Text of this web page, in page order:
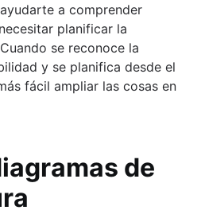
a comprender
planificar la
se reconoce la
y se planifica desde el
fácil ampliar las cosas en
de